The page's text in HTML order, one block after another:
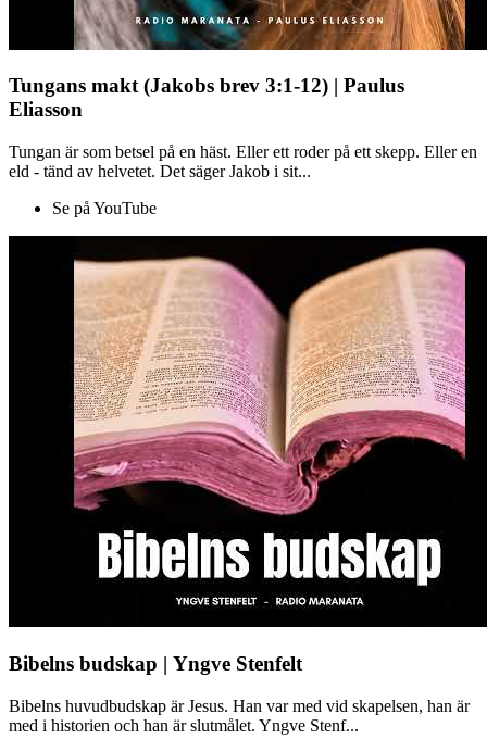
Tungans makt (Jakobs brev 3:1-12) | Paulus
Eliasson
Tungan är som betsel på en häst. Eller ett roder på ett skepp. Eller en
eld - tänd av helvetet. Det säger Jakob i sit...
Se på YouTube
Bibelns budskap | Yngve Stenfelt
Bibelns huvudbudskap är Jesus. Han var med vid skapelsen, han är
med i historien och han är slutmålet. Yngve Stenf...